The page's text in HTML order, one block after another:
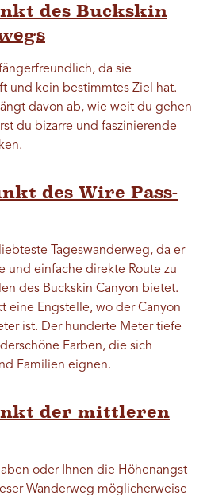
des Buckskin
da sie
und kein bestimmtes Ziel hat.
davon ab, wie weit du gehen
du bizarre und faszinierende
des Wire Pass-
Tageswanderweg, da er
und einfache direkte Route zu
des Buckskin Canyon bietet.
eine Engstelle, wo der Canyon
ist. Der hunderte Meter tiefe
Farben, die sich
Familien eignen.
der mittleren
oder Ihnen die Höhenangst
Wanderweg möglicherweise